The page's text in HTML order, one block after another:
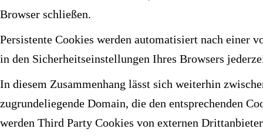
Browser schließen.
Persistente Cookies werden automatisiert nach einer
in den Sicherheitseinstellungen Ihres Browsers
In diesem Zusammenhang lässt sich weiterhin
zugrundeliegende Domain, die den entsprechenden
werden Third Party Cookies von externen